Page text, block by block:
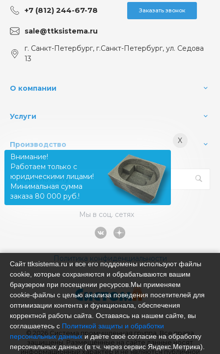
+7 (812) 244-67-78 Заказать звонок
sale@ttksistema.ru
г. Санкт-Петербург, г.Санкт-Петербург, ул. Седова
13
О компании
Услуги
Производство
Мы в соц. сетях
Политика конфиденциальности
© 2026 Система промышленная группа, Все права
защищены. Размещённые на сайте данные носят
информационный характер и не являются публичной
X
Внимание!
Работаем только с
юридическими лицами!
Минимальная сумма
заказа 80 000 руб.!
Сайт ttksistema.ru и все его поддомены используют файлы
cookie, которые сохраняются и обрабатываются вашим
браузером при посещении ресурсов.Мы применяем
cookie‑файлы с целью анализа поведения посетителей для
оптимизации контента и функционала, обеспечения
корректной работы сайта. Оставаясь на нашем сайте, вы
соглашаетесь с Политикой защиты и обработки
персональных данныхи даёте своё согласие на обработку
персональных данных (в т.ч. через сервис Яндекс.Метрика).